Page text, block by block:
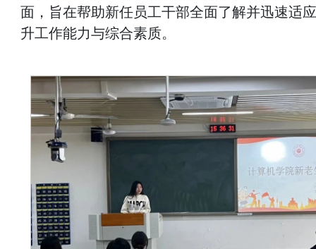
面，旨在帮助新任员工干部全面了解并迅速适
升工作能力与综合素质。